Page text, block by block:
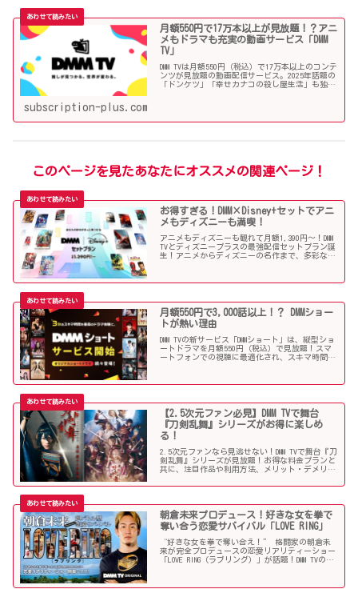
月額550円で17万本以上が見放題！？アニ
メもドラマも充実の動画サービス「DMM
TV」
DMM TVは月額550円（税込）で17万本以上のコンテ
ンツが見放題の動画配信サービス。2025年話題の
「ドンケツ」「幸せカナコの殺し屋生活」も独占
subscription-plus.com
このページを見たあなたにオススメの関連ページ！
お得すぎる！DMM×Disney+セットでアニ
メもディズニーも満喫！
アニメもディズニーも観れて月額1,390円～！DMM
TVとディズニープラスの最強配信セットプラン誕
生！アニメからディズニーの名作まで、多彩なコ
月額550円で3,000話以上！？ DMMショー
トが熱い理由
DMM TVの新サービス「DMMショート」は、縦型ショ
ートドラマを月額550円（税込）で見放題！スマ
ートフォンでの視聴に最適化され、スキマ時間に
インナップされているのかについてもご紹介しま
【2.5次元ファン必見】DMM TVで舞台
『刀剣乱舞』シリーズがお得に楽しめ
る！
2.5次元ファンなら見逃せない！DMM TVで舞台『刀
剣乱舞』シリーズが見放題！お得な料金プランと
共に、注目作品や利用方法、メリット・デメリッ
満載です。
朝倉未来プロデュース！好きな女を拳で
奪い合う恋愛サバイバル「LOVE RING」
“好きな女を拳で奪い合え！” 格闘家の朝倉未
来が完全プロデュースの恋愛リアリティーショー
「LOVE RING（ラブリング）」が話題！DMM TVの独